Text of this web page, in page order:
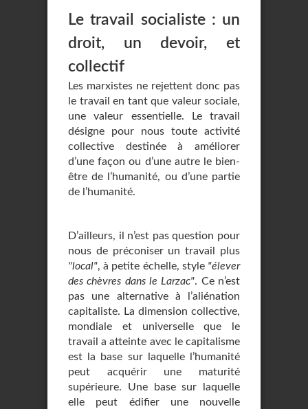
Le travail socialiste : un
droit, un devoir, et
collectif
Les marxistes ne rejettent donc pas
le travail en tant que valeur sociale,
une valeur essentielle. Le travail
désigne pour nous toute activité
collective destinée à améliorer
d’une façon ou d’une autre le bien-
être de l’humanité, ou d’une partie
de l’humanité.
D’ailleurs, il n’est pas question pour
nous de préconiser un travail plus
"local", à petite échelle, style "élever
des chèvres dans le Larzac". Ce n’est
pas une alternative à l’aliénation
capitaliste. La dimension collective,
mondiale et universelle que le
travail a atteinte avec le capitalisme
est la base sur laquelle l’humanité
peut acquérir une maturité
supérieure. Une base sur laquelle
elle peut édifier une nouvelle